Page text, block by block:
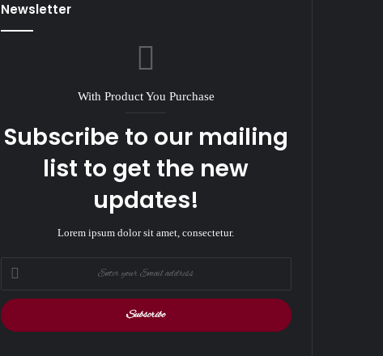
Newsletter
With Product You Purchase
Subscribe to our mailing
list to get the new
updates!
Lorem ipsum dolor sit amet, consectetur.
Enter
your
Email
address